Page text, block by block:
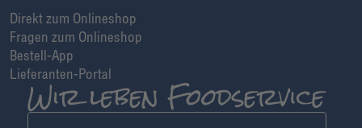
Direkt zum Onlineshop
Fragen zum Onlineshop
Bestell-App
Lieferanten-Portal